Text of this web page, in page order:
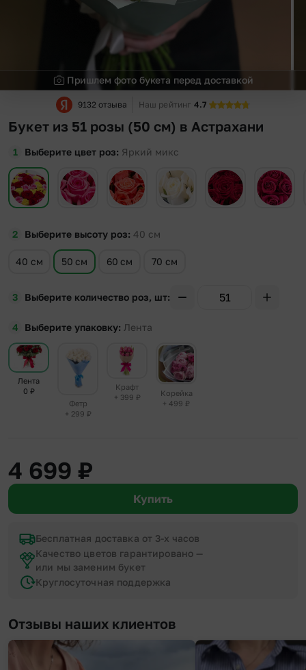
Пришлем фото букета перед доставкой
9132 отзыва Наш рейтинг 4.7
Букет из 51 розы (50 см) в Астрахани
Выберите цвет роз Яркий микс
Выберите высоту роз 40 см
40 см 50 см 60 см 70 см
Выберите количество роз, шт
Выберите упаковку Лента
Лента
0 ₽
Фетр
+ 299 ₽
Крафт
+ 399 ₽
Корейка
+ 499 ₽
4 699 ₽
Купить
Бесплатная доставка от 3-х часов
Качество цветов гарантировано —
или мы заменим букет
Круглосуточная поддержка
Отзывы наших клиентов